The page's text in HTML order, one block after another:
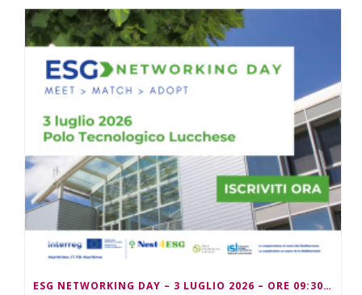
ESG NETWORKING DAY – 3 LUGLIO 2026 – ORE 09:30/13:00